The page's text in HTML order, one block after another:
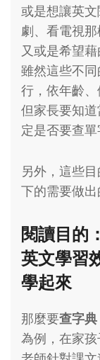
或是想讓英
劇、看電視那
又或是希望藉
雖然這些不
行，依年齡
但家長要知
定是否要查單
另外，這些
下的需要做出
閱讀目的
英文學習
學起來
那麼要查字典
為例，在家